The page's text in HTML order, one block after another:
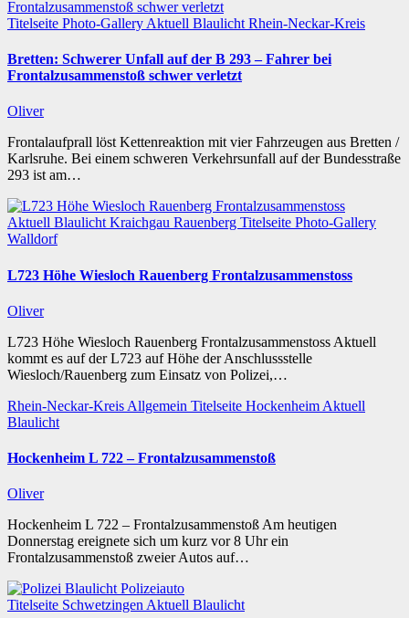
Titelseite Photo-Gallery Aktuell Blaulicht Rhein-Neckar-Kreis
Bretten: Schwerer Unfall auf der B 293 – Fahrer bei
Frontalzusammenstoß schwer verletzt
Oliver
Frontalaufprall löst Kettenreaktion mit vier Fahrzeugen aus Bretten /
Karlsruhe. Bei einem schweren Verkehrsunfall auf der Bundesstraße
293 ist am…
Aktuell BlaulichtKraichgau Rauenberg Titelseite Photo-Gallery
Walldorf
L723 Höhe Wiesloch Rauenberg Frontalzusammenstoss
Oliver
L723 Höhe Wiesloch Rauenberg Frontalzusammenstoss Aktuell
kommt es auf der L723 auf Höhe der Anschlussstelle
Wiesloch/Rauenberg zum Einsatz von Polizei,…
Rhein-Neckar-Kreis Allgemein Titelseite Hockenheim Aktuell
Blaulicht
Hockenheim L 722 – Frontalzusammenstoß
Oliver
Hockenheim L 722 – Frontalzusammenstoß Am heutigen
Donnerstag ereignete sich um kurz vor 8 Uhr ein
Frontalzusammenstoß zweier Autos auf…
Titelseite SchwetzingenAktuell Blaulicht